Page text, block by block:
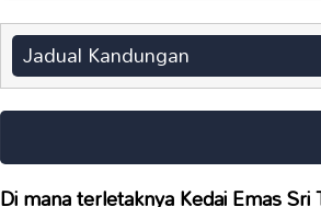
Jadual Kandungan
Di mana terletaknyaKedai Emas